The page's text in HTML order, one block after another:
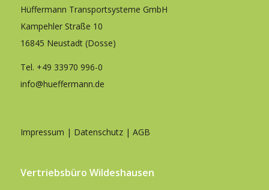
Hüffermann Transportsysteme GmbH
Kampehler Straße 10
16845 Neustadt (Dosse)
Tel. +49 33970 996-0
info@hueffermann.de
Impressum | Datenschutz| AGB
Vertriebsbüro Wildeshausen